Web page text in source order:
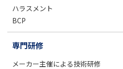
ハラスメント
BCP
専門研修
メーカー主催による技術研修